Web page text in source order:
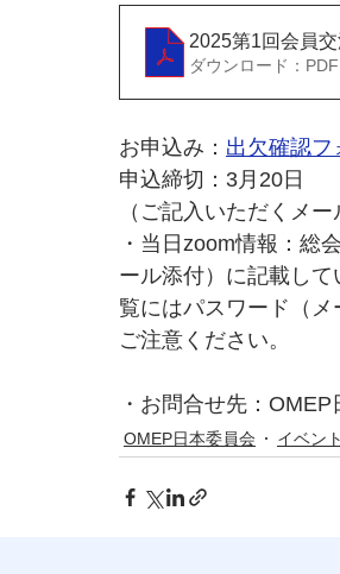
2025第1回会員
ダウンロード：
お申込み： 出欠確認フ
申込締切：3月20日
（ご記入いただくメ
・当日zoom情報：総
ール添付）に記載し
覧にはパスワード（
ご注意ください。
・お問合せ先：OMEP
OMEP日本委員会 イベント